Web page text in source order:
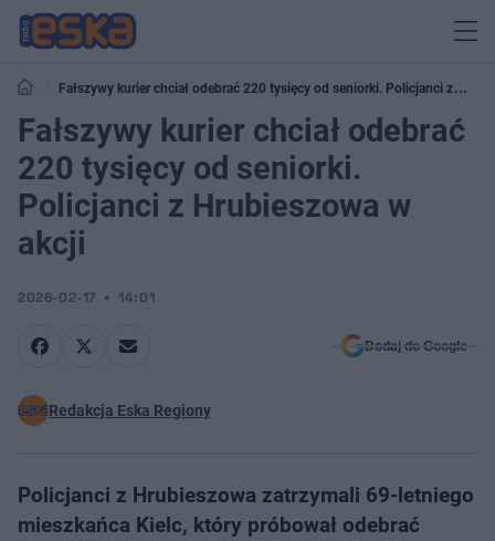
Fałszywy kurier chciał odebrać 220 tysięcy od seniorki. Policjanci z
Hrubieszowa w akcji
Fałszywy kurier chciał odebrać
220 tysięcy od seniorki.
Policjanci z Hrubieszowa w
akcji
2026-02-17 14:01
Dodaj do Google
Redakcja Eska Regiony
Policjanci z Hrubieszowa zatrzymali 69-letniego
mieszkańca Kielc, który próbował odebrać